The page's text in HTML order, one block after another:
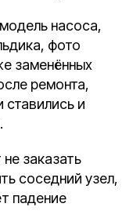
насоса,
фото
заменённых
ремонта,
ставились и
заказать
соседний узел,
падение